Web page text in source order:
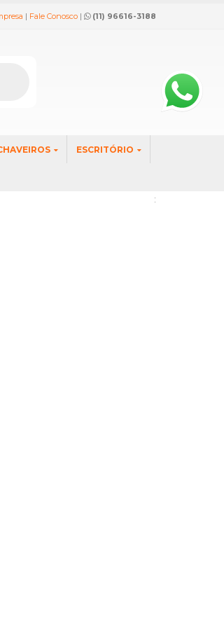
| Fale Conosco | (11) 96616-3188
ESCRITÓRIO
: